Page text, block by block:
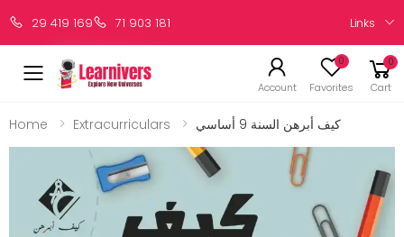
29 419 169 71 903 181 Links
Account
0
Favorites
0
Cart
Home Extracurriculars كيف أبرهن السنة 9 أساسي